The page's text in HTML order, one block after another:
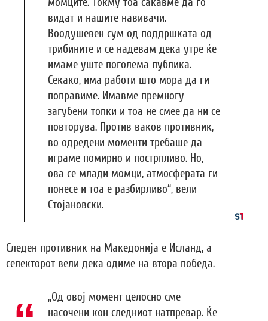
видат и нашите навивачи.
Воодушевен сум од поддршката од
трибините и се надевам дека утре ќе
имаме уште поголема публика.
Секако, има работи што мора да ги
поправиме. Имавме премногу
загубени топки и тоа не смее да ни се
повторува. Против ваков противник,
во одредени моменти требаше да
играме помирно и пострпливо. Но,
ова се млади момци, атмосферата ги
понесе и тоа е разбирливо“, вели
Стојановски.
Следен противник на Македонија е Исланд, а
селекторот вели дека одиме на втора победа.
„Од овој момент целосно сме
насочени кон следниот натпревар. Ќе